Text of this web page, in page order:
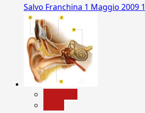
Salvo Franchina 1 Maggio 2009